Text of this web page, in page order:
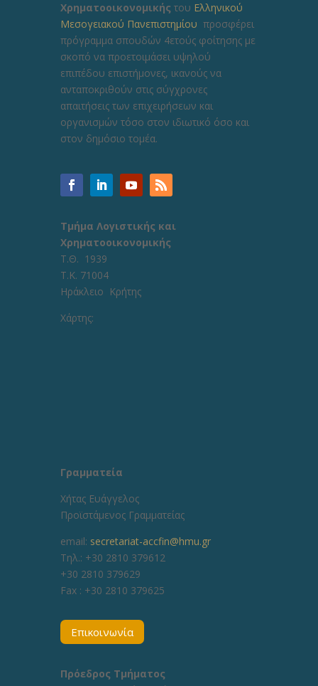
Χρηματοοικονομικής του Ελληνικού
Μεσογειακού Πανεπιστημίου προσφέρει
πρόγραμμα σπουδών 4ετούς φοίτησης με
σκοπό να προετοιμάσει υψηλού
επιπέδου επιστήμονες, ικανούς να
ανταποκριθούν στις σύγχρονες
απαιτήσεις των επιχειρήσεων και
οργανισμών τόσο στον ιδιωτικό όσο και
στον δημόσιο τομέα.
Τμήμα Λογιστικής και
Χρηματοοικονομικής
Τ.Θ. 1939
Τ.Κ. 71004
Ηράκλειο Κρήτης
Χάρτης:
Γραμματεία
Χήτας Ευάγγελος
Προϊστάμενος Γραμματείας
email: secretariat-accfin@hmu.gr
Τηλ.: +30 2810 379612
+30 2810 379629
Fax : +30 2810 379625
Επικοινωνία
Πρόεδρος Τμήματος